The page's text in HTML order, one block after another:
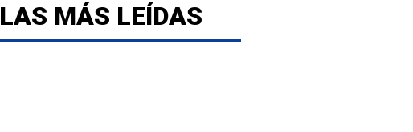
LAS MÁS LEÍDAS